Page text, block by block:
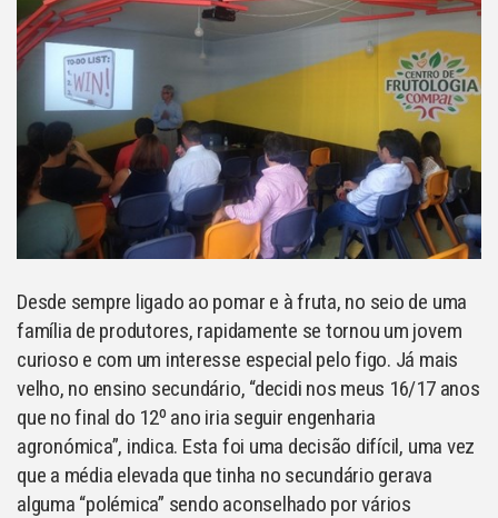
Desde sempre ligado ao pomar e à fruta, no seio de uma
família de produtores, rapidamente se tornou um jovem
curioso e com um interesse especial pelo figo. Já mais
velho, no ensino secundário, “decidi nos meus 16/17 anos
que no final do 12º ano iria seguir engenharia
agronómica”, indica. Esta foi uma decisão difícil, uma vez
que a média elevada que tinha no secundário gerava
alguma “polémica” sendo aconselhado por vários